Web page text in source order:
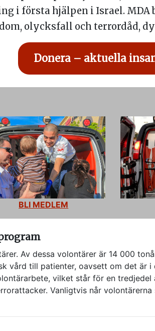
i första hjälpen i Israel.
olycksfall och terrordåd,
Donera – aktuella
BLI MEDLEM
Av dessa volontärer är 14 000
vård till patienter, oavsett om det är
vilket står för en
Vanligtvis når